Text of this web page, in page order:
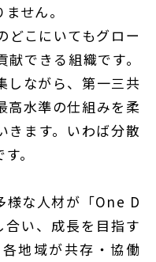
せん。
どこにいてもグロー
できる組織です。
しながら、第一三共
高水準の仕組みを柔
きます。いわば分散
。
様な人材が「One D
い、成長を目指す
地域が共存・協働